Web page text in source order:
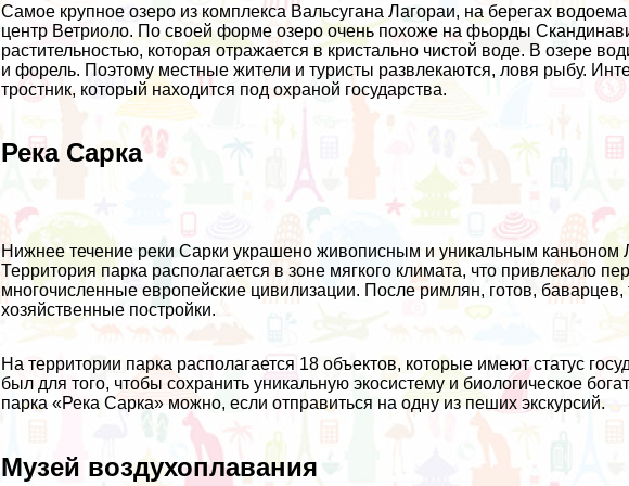
Самое крупное озеро из комплекса Вальсугана Лагораи, на берегах
центр Ветриоло. По своей форме озеро очень похоже на фьорды
растительностью, которая отражается в кристально чистой воде. В озере
и форель. Поэтому местные жители и туристы развлекаются, ловя рыбу.
тростник, который находится под охраной государства.
Река Сарка
Нижнее течение реки Сарки украшено живописным и уникальным каньоном
Территория парка располагается в зоне мягкого климата, что привлекало
многочисленные европейские цивилизации. После римлян, готов,
хозяйственные постройки.
На территории парка располагается 18 объектов, которые имеют статус
был для того, чтобы сохранить уникальную экосистему и биологическое
парка «Река Сарка» можно, если отправиться на одну из пеших экскурсий.
Музей воздухоплавания